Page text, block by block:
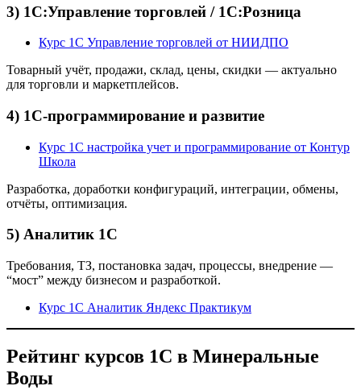
3) 1С:Управление торговлей / 1С:Розница
Курс 1С Управление торговлей от НИИДПО
Товарный учёт, продажи, склад, цены, скидки — актуально
для торговли и маркетплейсов.
4) 1С-программирование и развитие
Курс 1С настройка учет и программирование от Контур
Школа
Разработка, доработки конфигураций, интеграции, обмены,
отчёты, оптимизация.
5) Аналитик 1С
Требования, ТЗ, постановка задач, процессы, внедрение —
“мост” между бизнесом и разработкой.
Курс 1С Аналитик Яндекс Практикум
Рейтинг курсов 1С в Минеральные
Воды